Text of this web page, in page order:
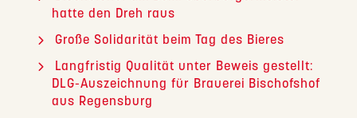
hatte den Dreh raus
Große Solidarität beim Tag des Bieres
Langfristig Qualität unter Beweis gestellt:
DLG-Auszeichnung für Brauerei Bischofshof
aus Regensburg